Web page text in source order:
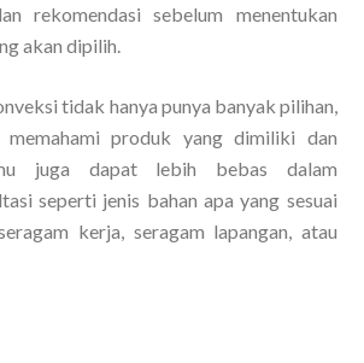
rekomendasi sebelum menentukan
akan dipilih.
tidak hanya punya banyak pilihan,
produk yang dimiliki dan
juga dapat lebih bebas dalam
seperti jenis bahan apa yang sesuai
kerja, seragam lapangan, atau